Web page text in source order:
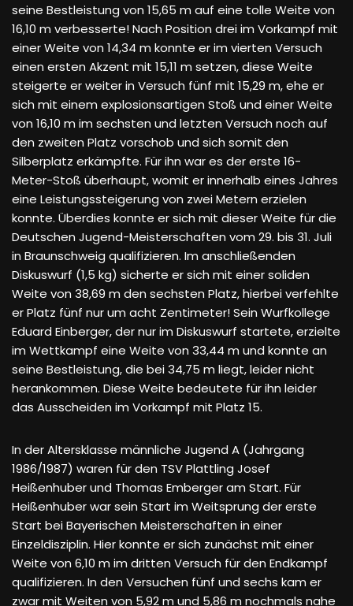
seine Bestleistung von 15,65 m auf eine tolle Weite von
16,10 m verbesserte! Nach Position drei im Vorkampf mit
einer Weite von 14,34 m konnte er im vierten Versuch
einen ersten Akzent mit 15,11 m setzen, diese Weite
steigerte er weiter in Versuch fünf mit 15,29 m, ehe er
sich mit einem explosionsartigen Stoß und einer Weite
von 16,10 m im sechsten und letzten Versuch noch auf
den zweiten Platz vorschob und sich somit den
Silberplatz erkämpfte. Für ihn war es der erste 16-
Meter-Stoß überhaupt, womit er innerhalb eines Jahres
eine Leistungssteigerung von zwei Metern erzielen
konnte. Überdies konnte er sich mit dieser Weite für die
Deutschen Jugend-Meisterschaften vom 29. bis 31. Juli
in Braunschweig qualifizieren. Im anschließenden
Diskuswurf (1,5 kg) sicherte er sich mit einer soliden
Weite von 38,69 m den sechsten Platz, hierbei verfehlte
er Platz fünf nur um acht Zentimeter! Sein Wurfkollege
Eduard Einberger, der nur im Diskuswurf startete, erzielte
im Wettkampf eine Weite von 33,44 m und konnte an
seine Bestleistung, die bei 34,75 m liegt, leider nicht
herankommen. Diese Weite bedeutete für ihn leider
das Ausscheiden im Vorkampf mit Platz 15.
In der Altersklasse männliche Jugend A (Jahrgang
1986/1987) waren für den TSV Plattling Josef
Heißenhuber und Thomas Emberger am Start. Für
Heißenhuber war sein Start im Weitsprung der erste
Start bei Bayerischen Meisterschaften in einer
Einzeldisziplin. Hier konnte er sich zunächst mit einer
Weite von 6,10 m im dritten Versuch für den Endkampf
qualifizieren. In den Versuchen fünf und sechs kam er
zwar mit Weiten von 5,92 m und 5,86 m nochmals nahe